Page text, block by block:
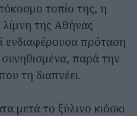
τοπίο της, η
λίμνη της Αθήνας
ενδιαφέρουσα πρόταση
παρά την
τη διαπνέει.
μετά το ξύλινο κιόσκι